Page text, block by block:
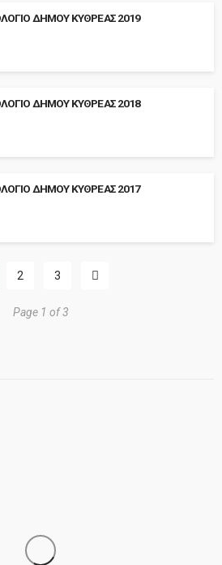
ΔΗΜΟΥ ΚΥΘΡΕΑΣ 2019
ΔΗΜΟΥ ΚΥΘΡΕΑΣ 2018
ΔΗΜΟΥ ΚΥΘΡΕΑΣ 2017
2 3
Page 1 of 3